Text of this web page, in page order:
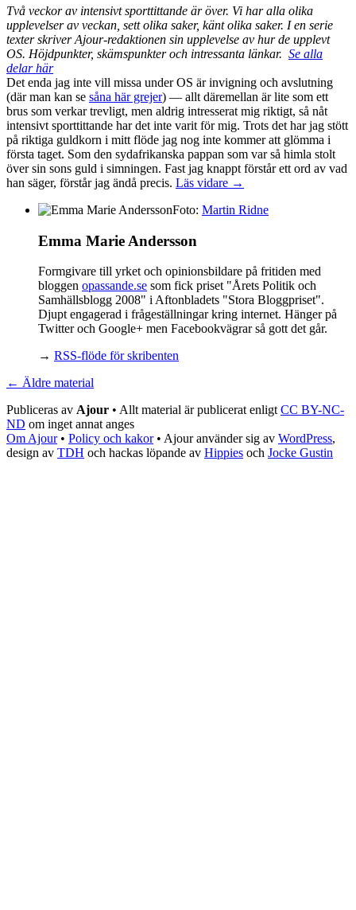
Två veckor av intensivt sporttittande är över. Vi har alla olika
upplevelser av veckan, sett olika saker, känt olika saker. I en serie
texter skriver Ajour-redaktionen sin upplevelse av hur de upplevt
OS. Höjdpunkter, skämspunkter och intressanta länkar. Se alla
delar här
Det enda jag inte vill missa under OS är invigning och avslutning
(där man kan se såna här grejer) — allt däremellan är lite som ett
brus som verkar trevligt, men aldrig intresserat mig riktigt, så nåt
intensivt sporttittande har det inte varit för mig. Trots det har jag stött
på riktiga guldkorn i mitt flöde jag nog inte kommer att glömma i
första taget. Som den sydafrikanska pappan som var så himla stolt
över sin sons guld i simningen. Fast jag knappt förstår ett ord av vad
han säger, förstår jag ändå precis. Läs vidare →
Foto: Martin Ridne
Emma Marie Andersson
Formgivare till yrket och opinionsbildare på fritiden med
bloggen opassande.se som fick priset "Årets Politik och
Samhällsblogg 2008" i Aftonbladets "Stora Bloggpriset".
Djupt engagerad i frågeställningar kring internet. Hänger på
Twitter och Google+ men Facebookvägrar så gott det går.
→ RSS-flöde för skribenten
← Äldre material
Publiceras av Ajour • Allt material är publicerat enligt CC BY-NC-
ND om inget annat anges
Om Ajour• Policy och kakor• Ajour använder sig av WordPress,
design av TDH och hackas löpande av Hippies och Jocke Gustin